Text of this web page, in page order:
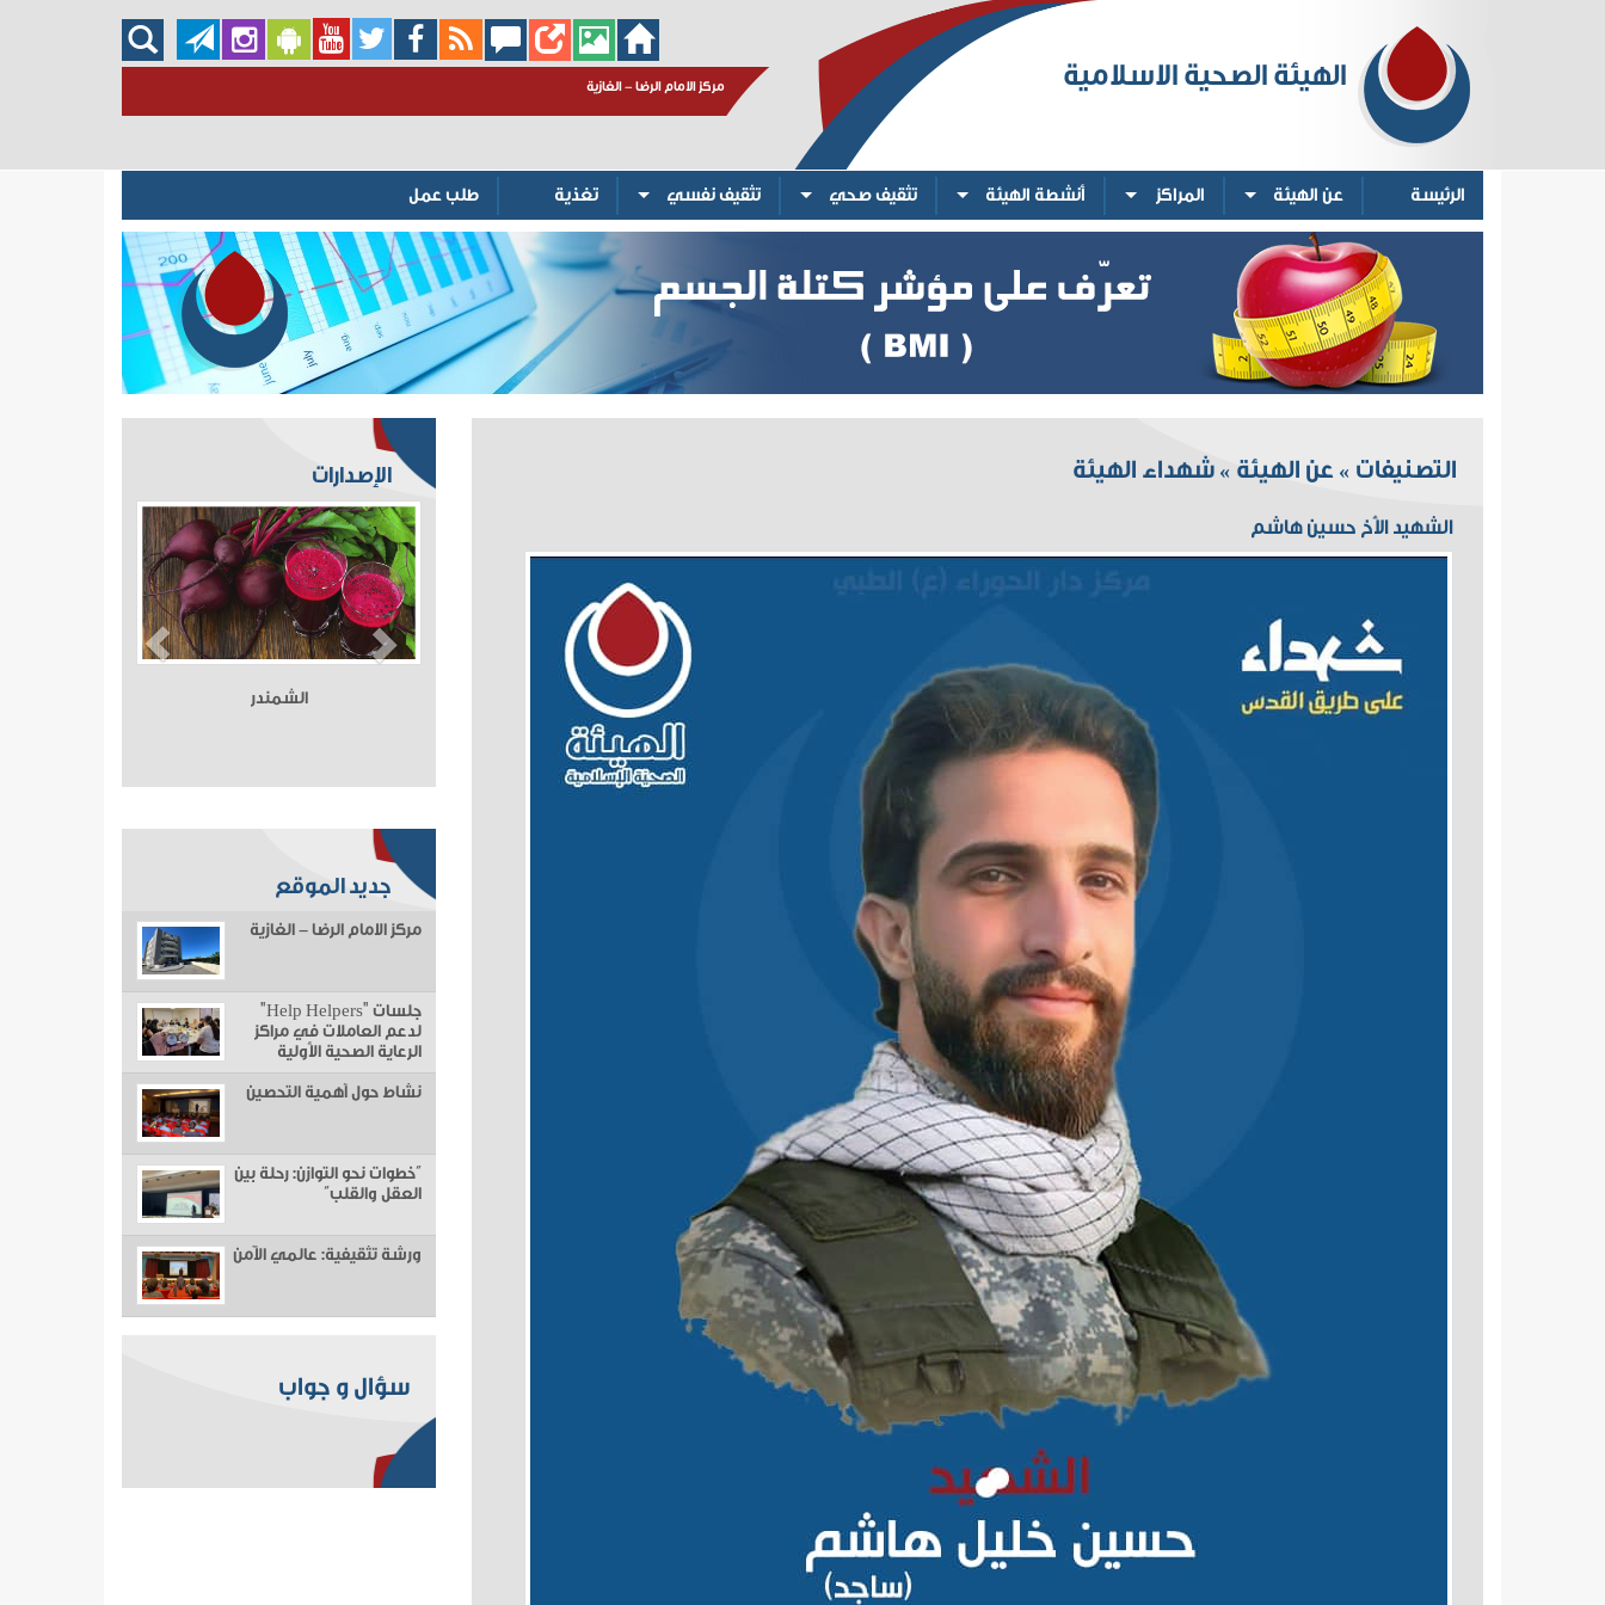
الهيئة الصحية الاسلامية مركز الامام الرضا - الغازية
الرئيسة عن الهيئة المراكز أنشطة الهيئة تثقيف صحي تثقيف نفسي تغذية طلب عمل
التصنيفات » عن الهيئة » شهداء الهيئة
الشهيد الأخ حسين هاشم
الإصدارات
الشمندر
جديد الموقع
مركز الامام الرضا - الغازية
جلسات "Help Helpers"
لدعم العاملات في مراكز
الرعاية الصحية الأولية
نشاط حول أهمية التحصين
“خطوات نحو التوازن: رحلة بين
العقل والقلب”
ورشة تثقيفية: عالمي الآمن
سؤال و جواب